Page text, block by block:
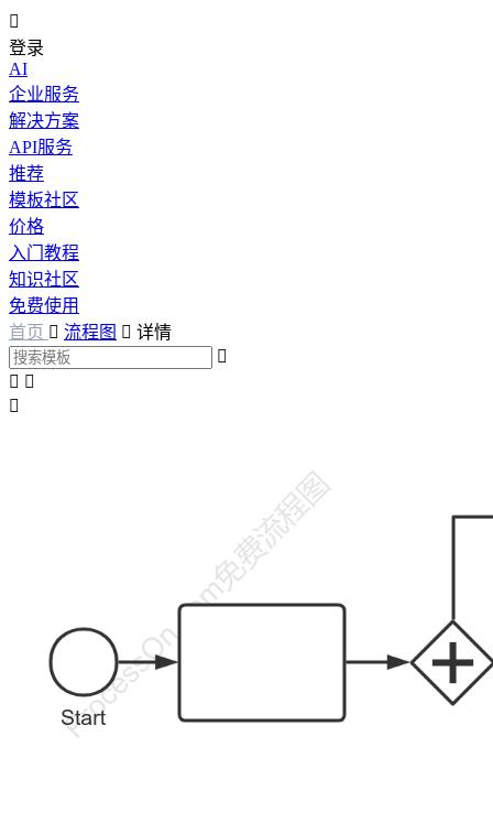

登录
AI
企业服务
解决方案
API服务
推荐
模板社区
价格
入门教程
知识社区
免费使用
首页  流程图  详情

 
